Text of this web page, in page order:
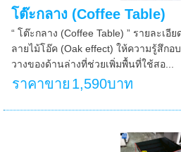
โต๊ะกลาง (Coffee Table)
“ โต๊ะกลาง (Coffee Table) ” รายละเอี
ลายไม้โอ๊ค (Oak effect) ให้ความรู้สึก
วางของด้านล่างที่ช่วยเพิ่มพื้นที่ใช้สอ...
ราคาขาย 1,590บาท